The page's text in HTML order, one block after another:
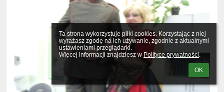
Ta strona wykorzystuje pliki cookies. Korzystając z niej
wyrażasz zgodę na ich używanie, zgodnie z aktualnymi
ustawieniami przeglądarki.
Więcej informacji znajdziesz w Polityce prywatności.
OK